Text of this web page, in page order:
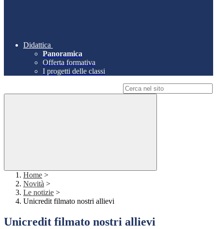
Didattica
Panoramica
Offerta formativa
I progetti delle classi
Home >
Novità >
Le notizie >
Unicredit filmato nostri allievi
Unicredit filmato nostri allievi